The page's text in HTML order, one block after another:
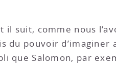
il suit, comme nous
du pouvoir
que Salomon, par